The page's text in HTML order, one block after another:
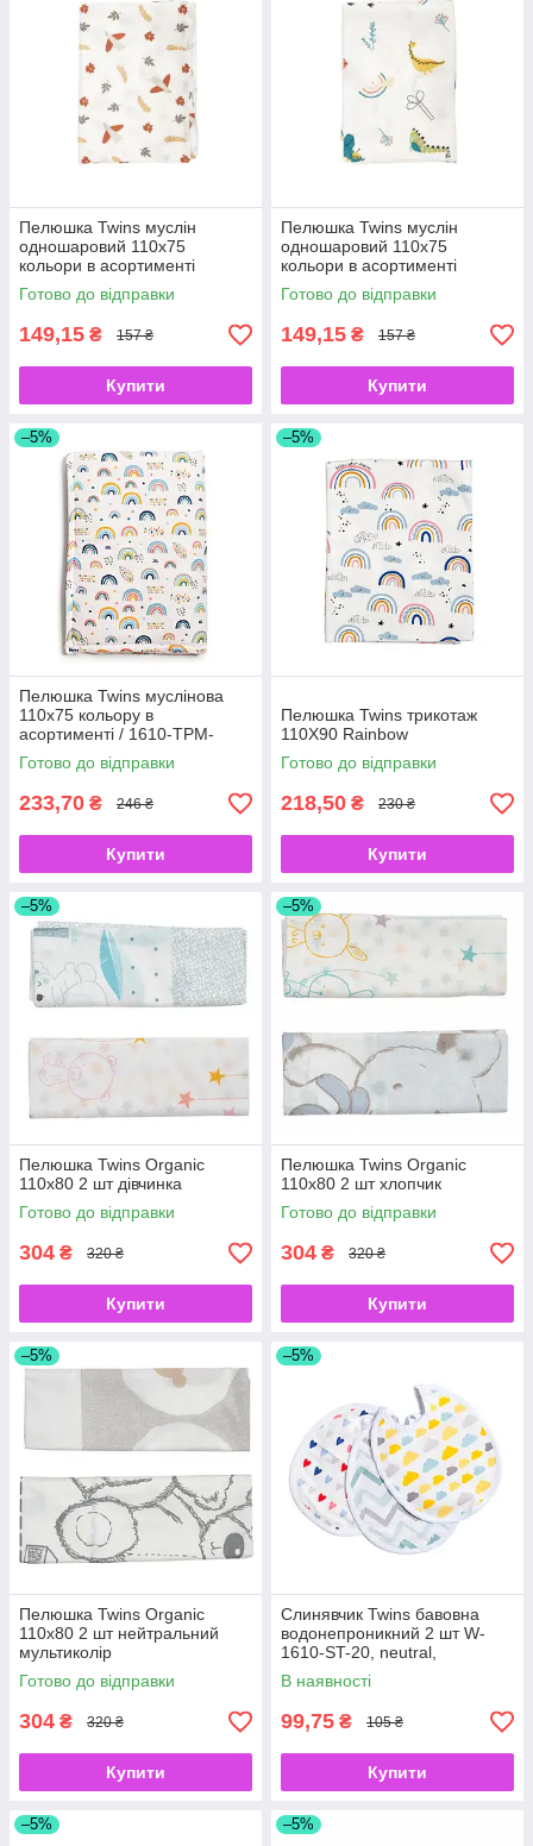
Пелюшка Twins муслін
одношаровий 110х75
кольори в асортименті
Пташка
Готово до відправки
149,15 ₴ 157 ₴
Купити
Пелюшка Twins муслін
одношаровий 110х75
кольори в асортименті
Динозаврик
Готово до відправки
149,15 ₴ 157 ₴
Купити
–5%
Пелюшка Twins муслінова
110х75 кольору в
асортименті / 1610-TPM-
14500, Веселка, мультиколир
Готово до відправки
233,70 ₴ 246 ₴
Купити
–5%
Пелюшка Twins трикотаж
110Х90 Rainbow
Готово до відправки
218,50 ₴ 230 ₴
Купити
–5%
Пелюшка Twins Organic
110х80 2 шт дівчинка
Готово до відправки
304 ₴ 320 ₴
Купити
–5%
Пелюшка Twins Organic
110х80 2 шт хлопчик
Готово до відправки
304 ₴ 320 ₴
Купити
–5%
Пелюшка Twins Organic
110х80 2 шт нейтральний
мультиколір
Готово до відправки
304 ₴ 320 ₴
Купити
–5%
Слинявчик Twins бавовна
водонепроникний 2 шт W-
1610-ST-20, neutral,
мультиколір
В наявності
99,75 ₴ 105 ₴
Купити
–5% –5%